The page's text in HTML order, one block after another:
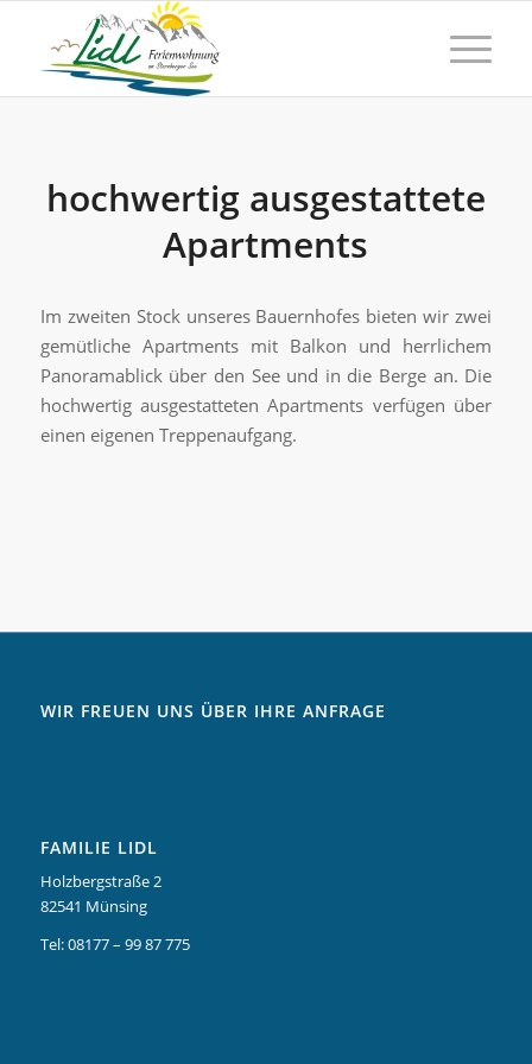
hochwertig ausgestattete
Apartments
Im zweiten Stock unseres Bauernhofes bieten wir zwei
gemütliche Apartments mit Balkon und herrlichem
Panoramablick über den See und in die Berge an. Die
hochwertig ausgestatteten Apartments verfügen über
einen eigenen Treppenaufgang.
WIR FREUEN UNS ÜBER IHRE ANFRAGE
FAMILIE LIDL
Holzbergstraße 2
82541 Münsing
Tel: 08177 – 99 87 775